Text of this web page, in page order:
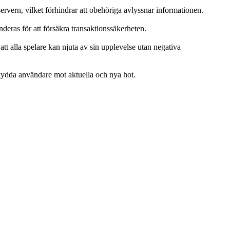
vilket förhindrar att obehöriga avlyssnar informationen.
för att försäkra transaktionssäkerheten.
alla spelare kan njuta av sin upplevelse utan negativa
användare mot aktuella och nya hot.